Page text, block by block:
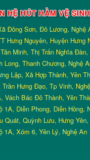
HỆ HÚT HẦM VỆ
Đông Sơn, Đô Lương, Nghệ
Hưng Nguyên, Huyện Hưng
Minh, Thị Trấn Nghĩa Đàn,
Long, Thanh Chương, Nghệ
Lập, Xã Hợp Thành, Yên
Hưng Đạo, Tp Vinh,
Vách Bác Đô Thành, Yên
1A, Diễn Phong, Diễn Hồng,
Quát, Quỳnh Lưu, Hưng
1A, Xóm 6, Yên Lý, Nghệ An